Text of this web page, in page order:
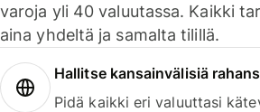
varoja yli 40 valuutassa. Kaikki
aina yhdeltä ja samalta tilillä.
Hallitse kansainvälisiä
Pidä kaikki eri valuuttasi